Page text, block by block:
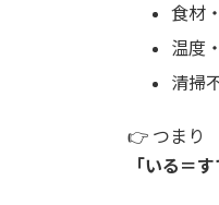
食材
温度
清掃
👉 つまり
「いる＝